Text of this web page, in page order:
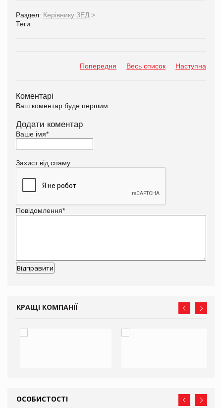
Раздел: Керівнику ЗЕД >
Теги:
Попередня Весь список Наступна
Коментарі
Ваш коментар буде першим.
Додати коментар
Ваше імя*
Захист від спаму
Повідомлення*
КРАЩІ КОМПАНІЇ
ОСОБИСТОСТІ